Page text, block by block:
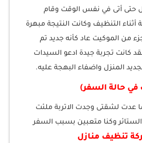
حتى أتى في نفس الوقت وقام
أثناء التنظيف وكانت النتيجة مبهرة
من الموكيت عاد كأنه جديد تم
كانت تجربة جيدة ادعو السيدات
المنزل واضفاء البهجة عليه.
عدت لشقتى وجدت الاتربة ملئت
وكنا متعبين بسبب السفر
تنظيف منازل